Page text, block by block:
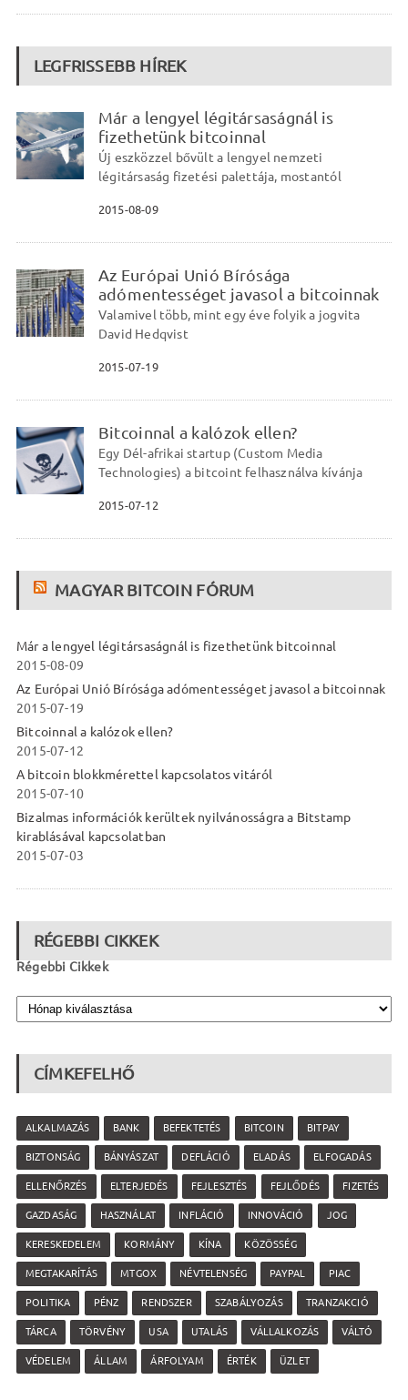
LEGFRISSEBB HÍREK
Már a lengyel légitársaságnál is
fizethetünk bitcoinnal
Új eszközzel bővült a lengyel nemzeti
légitársaság fizetési palettája, mostantól
2015-08-09
Az Európai Unió Bírósága
adómentességet javasol a bitcoinnak
Valamivel több, mint egy éve folyik a jogvita
David Hedqvist
2015-07-19
Bitcoinnal a kalózok ellen?
Egy Dél-afrikai startup (Custom Media
Technologies) a bitcoint felhasználva kívánja
2015-07-12
MAGYAR BITCOIN FÓRUM
Már a lengyel légitársaságnál is fizethetünk bitcoinnal
2015-08-09
Az Európai Unió Bírósága adómentességet javasol a bitcoinnak
2015-07-19
Bitcoinnal a kalózok ellen?
2015-07-12
A bitcoin blokkmérettel kapcsolatos vitáról
2015-07-10
Bizalmas információk kerültek nyilvánosságra a Bitstamp
kirablásával kapcsolatban
2015-07-03
RÉGEBBI CIKKEK
Régebbi Cikkek
CÍMKEFELHŐ
ALKALMAZÁS BANK BEFEKTETÉS BITCOIN BITPAY
BIZTONSÁG BÁNYÁSZAT DEFLÁCIÓ ELADÁS ELFOGADÁS
ELLENŐRZÉS ELTERJEDÉS FEJLESZTÉS FEJLŐDÉS FIZETÉS
GAZDASÁG HASZNÁLAT INFLÁCIÓ INNOVÁCIÓ JOG
KERESKEDELEM KORMÁNY KÍNA KÖZÖSSÉG
MEGTAKARÍTÁS MTGOX NÉVTELENSÉG PAYPAL PIAC
POLITIKA PÉNZ RENDSZER SZABÁLYOZÁS TRANZAKCIÓ
TÁRCA TÖRVÉNY USA UTALÁS VÁLLALKOZÁS VÁLTÓ
VÉDELEM ÁLLAM ÁRFOLYAM ÉRTÉK ÜZLET